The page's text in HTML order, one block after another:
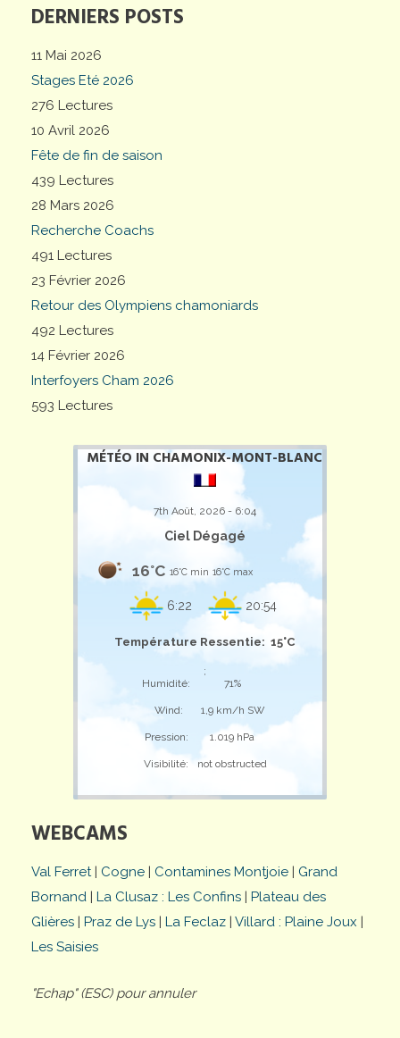
DERNIERS POSTS
11 Mai 2026
Stages Eté 2026
276 Lectures
10 Avril 2026
Fête de fin de saison
439 Lectures
28 Mars 2026
Recherche Coachs
491 Lectures
23 Février 2026
Retour des Olympiens chamoniards
492 Lectures
14 Février 2026
Interfoyers Cham 2026
593 Lectures
MÉTÉO IN CHAMONIX-MONT-BLANC
7th Août, 2026 - 6:04
Ciel Dégagé
16°C 16°C min 16°C max
6:22 20:54
Température Ressentie: 15°C
;
Humidité:
71%
Wind: 1,9 km/h SW
Pression: 1.019 hPa
Visibilité: not obstructed
WEBCAMS
Val Ferret| Cogne | Contamines Montjoie | Grand
Bornand | La Clusaz : Les Confins | Plateau des
Glières | Praz de Lys | La Feclaz | Villard : Plaine Joux |
Les Saisies
"Echap" (ESC) pour annuler